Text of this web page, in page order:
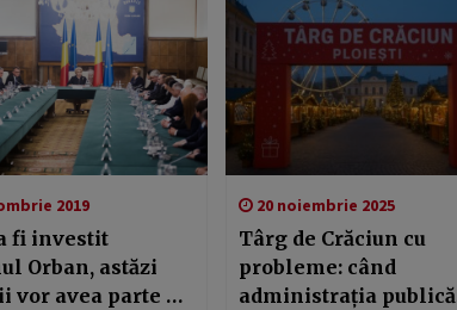
2019
fi investit
Orban, astăzi
vor avea parte de
20 noiembrie 2025
Târg de Crăciun cu
probleme: când
administrația publică